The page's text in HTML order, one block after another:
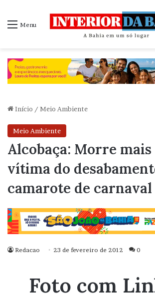
Menu
Início / Meio Ambiente
Meio Ambiente
Alcobaça: Morre mais
vítima do
camarote de carnaval
Redacao 23 de fevereiro de 2012 0
Foto com